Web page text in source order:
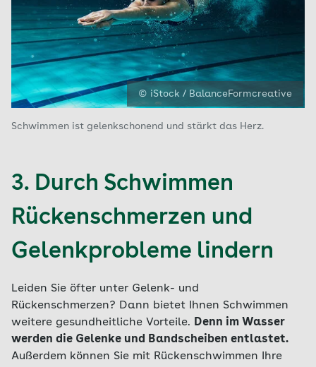
© iStock / BalanceFormcreative
Schwimmen ist gelenkschonend und stärkt das Herz.
3. Durch Schwimmen
Rückenschmerzen und
Gelenkprobleme lindern
Leiden Sie öfter unter Gelenk- und
Rückenschmerzen? Dann bietet Ihnen Schwimmen
weitere gesundheitliche Vorteile. Denn im Wasser
werden die Gelenke und Bandscheiben entlastet.
Außerdem können Sie mit Rückenschwimmen Ihre